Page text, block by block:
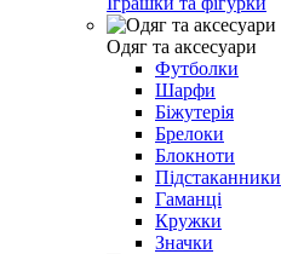
Одяг та аксесуари
Футболки
Шарфи
Біжутерія
Брелоки
Блокноти
Підстаканники
Гаманці
Кружки
Значки